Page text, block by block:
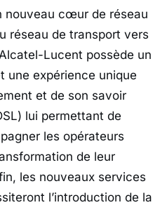
nouveau cœur de réseau
réseau de transport vers
Lucent possède un
une expérience unique
et de son savoir
lui permettant de
les opérateurs
de leur
les nouveaux services
l’introduction de la